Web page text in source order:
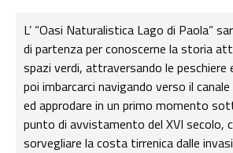
L’ “Oasi Naturalistica Lago di Paola”
di partenza per conoscerne la storia
spazi verdi, attraversando le peschiere
poi imbarcarci navigando verso il
ed approdare in un primo momento
punto di avvistamento del XVI secolo,
sorvegliare la costa tirrenica dalle